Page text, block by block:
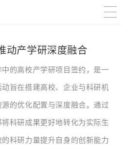
动产学研深度融合
的高校产学研项目签约，是一
旨在搭建高校、企业与科研机
的优化配置与深度融合。通过
科研成果更好地转化为实际生
科研力量提升自身的创新能力